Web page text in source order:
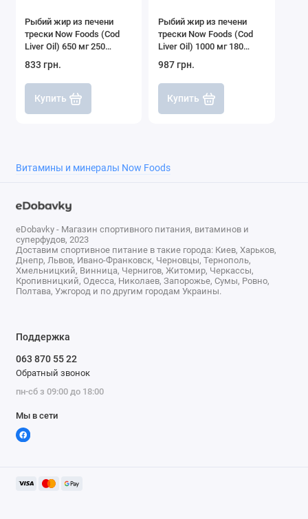
Рыбий жир из печени
трески Now Foods (Cod
Liver Oil) 650 мг 250
капсул
833 грн.
Купить
Рыбий жир из печени
трески Now Foods (Cod
Liver Oil) 1000 мг 180
капсул
987 грн.
Купить
Витамины и минералы Now Foods
eDobavky - Магазин спортивного питания, витаминов и
суперфудов, 2023
Доставим спортивное питание в такие города: Киев, Харьков,
Днепр, Львов, Ивано-Франковск, Черновцы, Тернополь,
Хмельницкий, Винница, Чернигов, Житомир, Черкассы,
Кропивницкий, Одесса, Николаев, Запорожье, Сумы, Ровно,
Полтава, Ужгород и по другим городам Украины.
Поддержка
063 870 55 22
Обратный звонок
пн-сб з 09:00 до 18:00
Мы в сети